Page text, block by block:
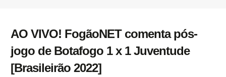
AO VIVO! FogãoNET comenta pós-
jogo de Botafogo 1 x 1 Juventude
[Brasileirão 2022]